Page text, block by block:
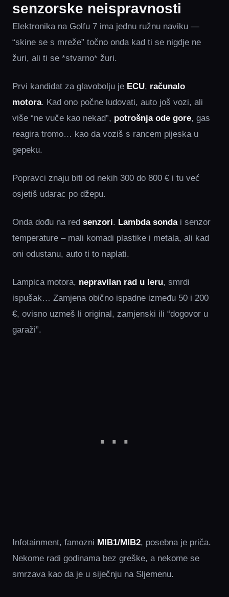
senzorske neispravnosti
Elektronika na Golfu 7 ima jednu ružnu naviku —
“skine se s mreže” točno onda kad ti se nigdje ne
žuri, ali ti se *stvarno* žuri.
Prvi kandidat za glavobolju je ECU, računalo
motora. Kad ono počne ludovati, auto još vozi, ali
više “ne vuče kao nekad”, potrošnja ode gore, gas
reagira tromo… kao da voziš s rancem pijeska u
gepeku.
Popravci znaju biti od nekih 300 do 800 € i tu već
osjetiš udarac po džepu.
Onda dođu na red senzori. Lambda sondai senzor
temperature – mali komadi plastike i metala, ali kad
oni odustanu, auto ti to naplati.
Lampica motora, nepravilan rad u leru, smrdi
ispušak… Zamjena obično ispadne između 50 i 200
€, ovisno uzmeš li original, zamjenski ili “dogovor u
garaži”.
Infotainment, famozni MIB1/MIB2, posebna je priča.
Nekome radi godinama bez greške, a nekome se
smrzava kao da je u siječnju na Sljemenu.